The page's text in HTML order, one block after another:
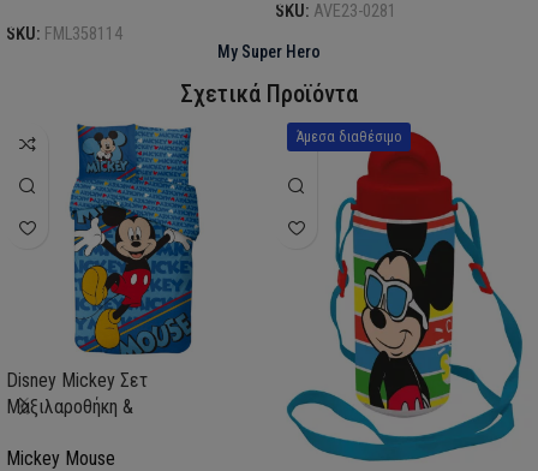
SKU: FML358114
SKU: AVE23-0281
My Super Hero
Σχετικά Προϊόντα
Disney Mickey Σετ
Μαξιλαροθήκη &
Mickey Mouse
Άμεσα διαθέσιμο